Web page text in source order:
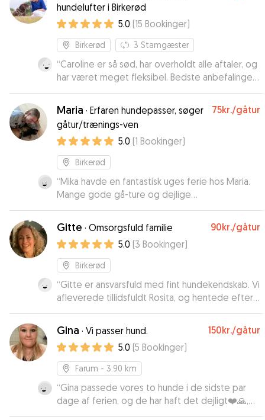
hundelufter i Birkerød
5.0 (15 Bookinger)
Birkerød 3 Stamgæster
“Caroline er så sød, har overholdt alle aftaler, og
har været meget fleksibel. Bedste anbefalinger
herfra.”
Maria · Erfaren hundepasser, søger
gåtur/trænings-ven
75kr./gåtur
5.0 (1 Bookinger)
Birkerød
“Mika havde en fantastisk uges ferie hos Maria.
Mange gode gå-ture og dejlige
badeoplevelser i varmen. Maria var helt
fantastisk til at sende beskeder og videoer med
opdateringer. Der er ingen tvivl om at der blev
taget rigtig godt af vores hund. Vi giver vores
varmeste anbefalinger til Maria.
Gitte · Omsorgsfuld familie 90kr./gåtur
5.0 (3 Bookinger)
Birkerød
“Gitte er ansvarsfuld med fint hundekendskab. Vi
afleverede tillidsfuldt Rosita, og hentede efter
en uge en meget glad og velplejet hund. Vi kan
kun anbefale Gitte på det varmeste.”
Gina · Vi passer hund. 150kr./gåtur
5.0 (5 Bookinger)
Farum - 3.90 km
“Gina passede vores to hunde i de sidste par
dage af ferien, og de har haft det dejligt❤️🙏,
kan vi mærke. Gina har, foruden stort hjerte for